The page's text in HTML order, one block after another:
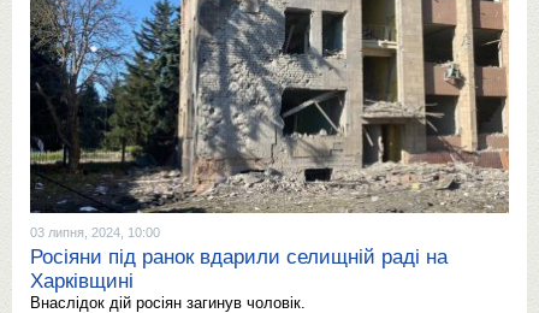
03 липня, 2024, 10:00
Росіяни під ранок вдарили селищній раді на
Харківщині
Внаслідок дій росіян загинув чоловік.